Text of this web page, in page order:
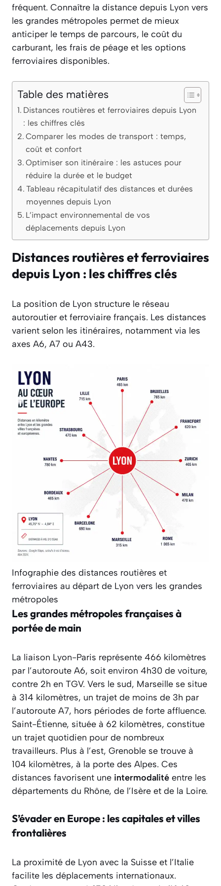
fréquent. Connaître la distance depuis Lyon vers
les grandes métropoles permet de mieux
anticiper le temps de parcours, le coût du
carburant, les frais de péage et les options
ferroviaires disponibles.
Table des matières
Distances routières et ferroviaires depuis Lyon
: les chiffres clés
Comparer les modes de transport : temps,
coût et confort
Optimiser son itinéraire : les astuces pour
réduire la durée et le budget
Tableau récapitulatif des distances et durées
moyennes depuis Lyon
L’impact environnemental de vos
déplacements depuis Lyon
Distances routières et ferroviaires
depuis Lyon : les chiffres clés
La position de Lyon structure le réseau
autoroutier et ferroviaire français. Les distances
varient selon les itinéraires, notamment via les
axes A6, A7 ou A43.
Infographie des distances routières et
ferroviaires au départ de Lyon vers les grandes
métropoles
Les grandes métropoles françaises à
portée de main
La liaison Lyon-Paris représente 466 kilomètres
par l’autoroute A6, soit environ 4h30 de voiture,
contre 2h en TGV. Vers le sud, Marseille se situe
à 314 kilomètres, un trajet de moins de 3h par
l’autoroute A7, hors périodes de forte affluence.
Saint-Étienne, située à 62 kilomètres, constitue
un trajet quotidien pour de nombreux
travailleurs. Plus à l’est, Grenoble se trouve à
104 kilomètres, à la porte des Alpes. Ces
distances favorisent une intermodalité entre les
départements du Rhône, de l’Isère et de la Loire.
S’évader en Europe : les capitales et villes
frontalières
La proximité de Lyon avec la Suisse et l’Italie
facilite les déplacements internationaux.